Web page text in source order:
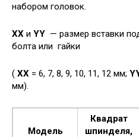
набором головок.
ХХ и YY — размер вставки
болта или гайки
( ХХ = 6, 7, 8, 9, 10, 11, 12 мм;
мм).
Модель
Квадрат
шпинделя,